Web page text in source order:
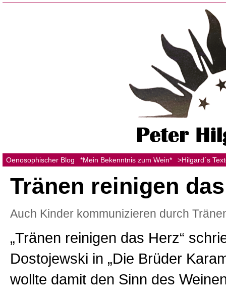
Oenosophischer Blog *Mein Bekenntnis zum Wein* >Hilgard´s
Tränen reinigen
Auch Kinder kommunizieren durch
„Tränen reinigen das Herz“
Dostojewski in „Die Brüder
wollte damit den Sinn des